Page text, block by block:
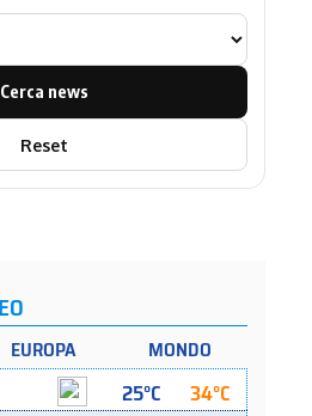
Cerca news
Reset